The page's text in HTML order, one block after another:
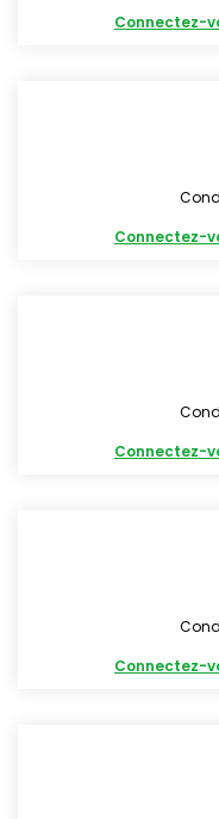
Connectez-
Connectez-
Connectez-
Connectez-